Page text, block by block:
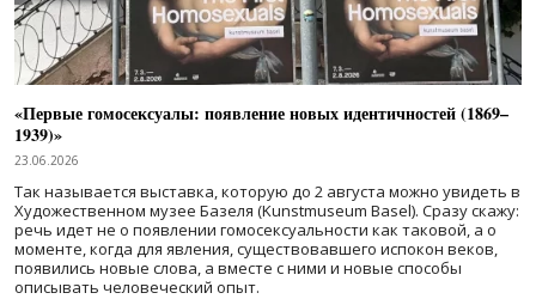
«Первые гомосексуалы: появление новых идентичностей (1869–
1939)»
23.06.2026
Так называется выставка, которую до 2 августа можно увидеть в
Художественном музее Базеля (Kunstmuseum Basel). Сразу скажу:
речь идет не о появлении гомосексуальности как таковой, а о
моменте, когда для явления, существовавшего испокон веков,
появились новые слова, а вместе с ними и новые способы
описывать человеческий опыт.